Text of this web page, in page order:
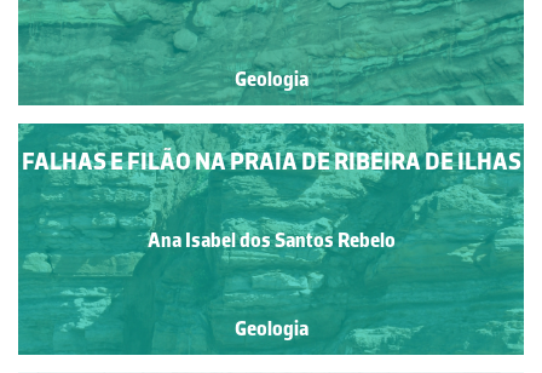
Geologia
FALHAS E FILÃO NA PRAIA DE RIBEIRA DE ILHAS
Ana Isabel dos Santos Rebelo
Geologia